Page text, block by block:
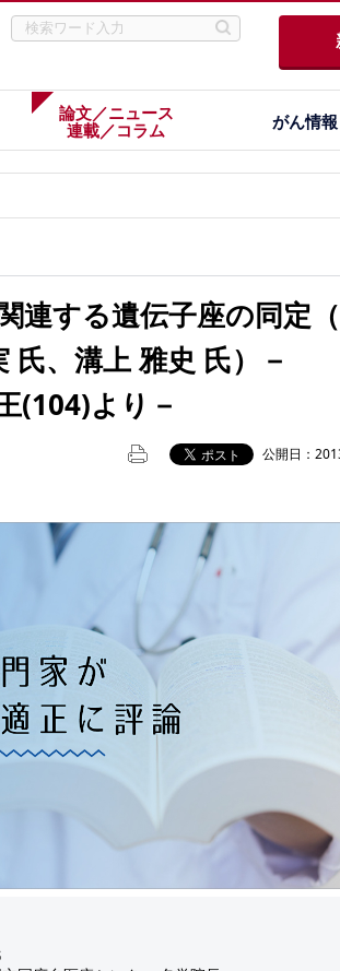
論文／ニュース
連載／コラム
がん情報
連する遺伝子座の同定
、溝上 雅史 氏）－
(104)より－
公開日：